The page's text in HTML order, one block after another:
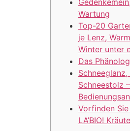
Wartung
Top-20
je Lenz,
Winter unter
Das
Schneestolz
Vorfinden
LA’BIO!